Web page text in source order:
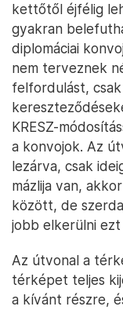
kettőtől éjfélig
gyakran
diplomáciai
nem terveznek
felfordulást,
KRESZ-
a konvojok. Az
lezárva, csak
mázlija van,
között, de
jobb elkerülni ezt
Az útvonal a
térképet teljes
a kívánt részre,